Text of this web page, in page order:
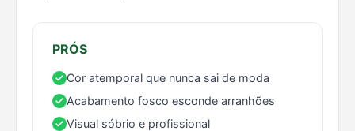
PRÓS
Cor atemporal que nunca sai de moda
Acabamento fosco esconde arranhões
Visual sóbrio e profissional